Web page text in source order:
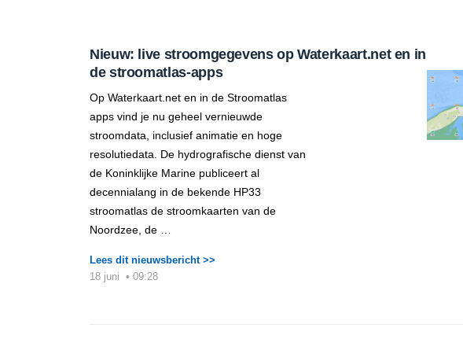
Nieuw: live stroomgegevens op Waterkaart.net en in
de stroomatlas-apps
Op Waterkaart.net en in de Stroomatlas
apps vind je nu geheel vernieuwde
stroomdata, inclusief animatie en hoge
resolutiedata. De hydrografische dienst van
de Koninklijke Marine publiceert al
decennialang in de bekende HP33
stroomatlas de stroomkaarten van de
Noordzee, de …
Lees dit nieuwsbericht >>
18 juni • 09:28